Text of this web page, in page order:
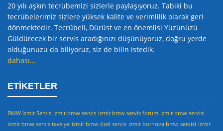
20 yılı aşkın tecrübemizi sizlerle paylaşıyoruz. Tabiki bu
tecrübelerimiz sizlere yüksek kalite ve verimlilik olarak geri
dönmektedir. Tecrübeli, Dürüst ve en önemlisi Yüzünüzü
Güldürecek bir servis aradığınızı düşünüyoruz, doğru yerde
olduğunuzu da biliyoruz, siz de bilin istedik.
dahası...
ETIKETLER
BMW İzmir Servis izmir bmw servis izmir bmw servis forum izmir bmw servisi
izmir bmw servis tavsiye izmir bmw özel servis izmir bornova bmw servisi izmir